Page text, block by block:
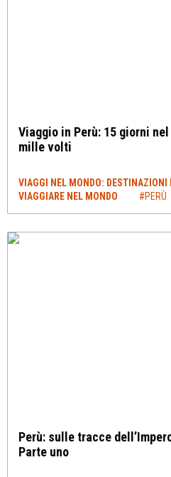
Viaggio in Perù: 15 giorni
mille volti
VIAGGI NEL MONDO: DESTINAZIONI
VIAGGIARE NEL MONDO
#PERÙ
Perù: sulle tracce
Parte uno